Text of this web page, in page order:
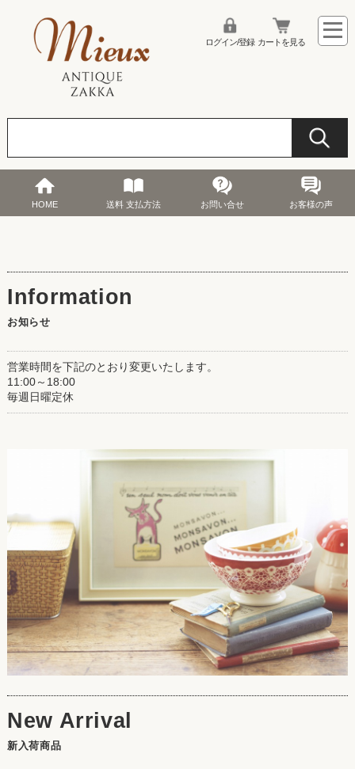
ログイン/登録 カートを見る
HOME 送料 支払方法 お問い合せ お客様の声
お知らせ
営業時間を下記のとおり変更いたします。
11:00～18:00
毎週日曜定休
新入荷商品